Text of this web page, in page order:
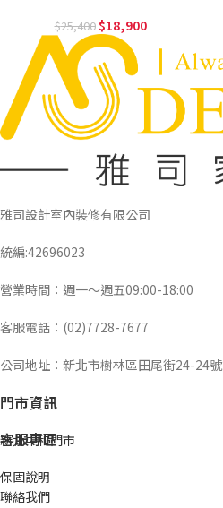
25,400 18,900
雅司設計室內裝修有限公司
統編:42696023
營業時間：週一～週五09:00-18:00
客服電話：(02)7728-7677
公司地址：新北市樹林區田尾街24-24號
門市資訊
新北中和門市
客服專區
保固說明
聯絡我們